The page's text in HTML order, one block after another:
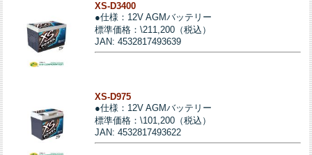
XS-D3400
●仕様：12V AGMバッテリー
標準価格：\211,200（税込）
JAN: 4532817493639
XS-D975
●仕様：12V AGMバッテリー
標準価格：\101,200（税込）
JAN: 4532817493622